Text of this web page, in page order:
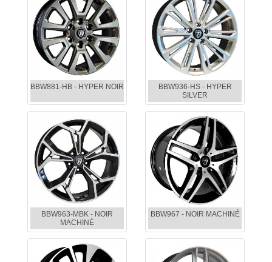
BBW881-HB - HYPER NOIR
BBW936-HS - HYPER
SILVER
BBW963-MBK - NOIR
MACHINÉ
BBW967 - NOIR MACHINÉ